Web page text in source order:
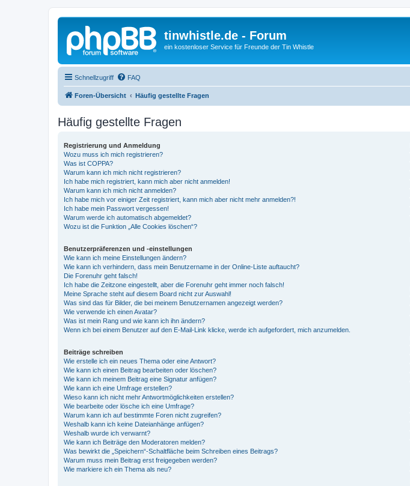
tinwhistle.de - Forum
ein kostenloser Service für Freunde der Tin Whistle
Schnellzugriff FAQ
Foren-Übersicht Häufig gestellte Fragen
Häufig gestellte Fragen
Registrierung und Anmeldung
Wozu muss ich mich registrieren?
Was ist COPPA?
Warum kann ich mich nicht registrieren?
Ich habe mich registriert, kann mich aber nicht anmelden!
Warum kann ich mich nicht anmelden?
Ich habe mich vor einiger Zeit registriert, kann mich aber nicht mehr anmelden?!
Ich habe mein Passwort vergessen!
Warum werde ich automatisch abgemeldet?
Wozu ist die Funktion „Alle Cookies löschen“?
Benutzerpräferenzen und -einstellungen
Wie kann ich meine Einstellungen ändern?
Wie kann ich verhindern, dass mein Benutzername in der Online-Liste auftaucht?
Die Forenuhr geht falsch!
Ich habe die Zeitzone eingestellt, aber die Forenuhr geht immer noch falsch!
Meine Sprache steht auf diesem Board nicht zur Auswahl!
Was sind das für Bilder, die bei meinem Benutzernamen angezeigt werden?
Wie verwende ich einen Avatar?
Was ist mein Rang und wie kann ich ihn ändern?
Wenn ich bei einem Benutzer auf den E-Mail-Link klicke, werde ich aufgefordert, mich anzumelden.
Beiträge schreiben
Wie erstelle ich ein neues Thema oder eine Antwort?
Wie kann ich einen Beitrag bearbeiten oder löschen?
Wie kann ich meinem Beitrag eine Signatur anfügen?
Wie kann ich eine Umfrage erstellen?
Wieso kann ich nicht mehr Antwortmöglichkeiten erstellen?
Wie bearbeite oder lösche ich eine Umfrage?
Warum kann ich auf bestimmte Foren nicht zugreifen?
Weshalb kann ich keine Dateianhänge anfügen?
Weshalb wurde ich verwarnt?
Wie kann ich Beiträge den Moderatoren melden?
Was bewirkt die „Speichern“-Schaltfläche beim Schreiben eines Beitrags?
Warum muss mein Beitrag erst freigegeben werden?
Wie markiere ich ein Thema als neu?